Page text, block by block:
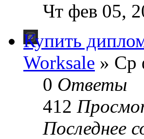
Чт фев 05,
Купить
Worksale » Ср
0 Ответы
412
Последнее